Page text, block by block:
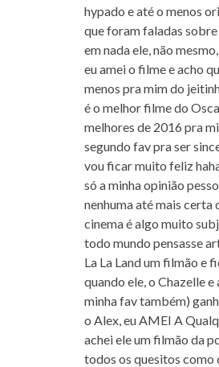
hypado e até o menos
que foram faladas
em nada ele, não
eu amei o filme e acho
menos pra mim do
é o melhor filme do
melhores de 2016 pra
segundo fav pra ser
vou ficar muito feliz
só a minha opinião
nenhuma até mais certa
cinema é algo muito
todo mundo pensasse
La La Land um filmão e
quando ele, o Chazelle e
minha fav também)
o Alex, eu AMEI A
achei ele um filmão da
todos os quesitos como